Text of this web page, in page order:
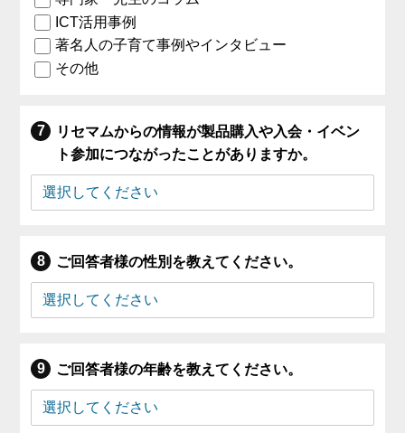
ICT活用事例
著名人の子育て事例やインタビュー
その他
リセマムからの情報が製品購入や入会・イベン
ト参加につながったことがありますか。
ご回答者様の性別を教えてください。
ご回答者様の年齢を教えてください。